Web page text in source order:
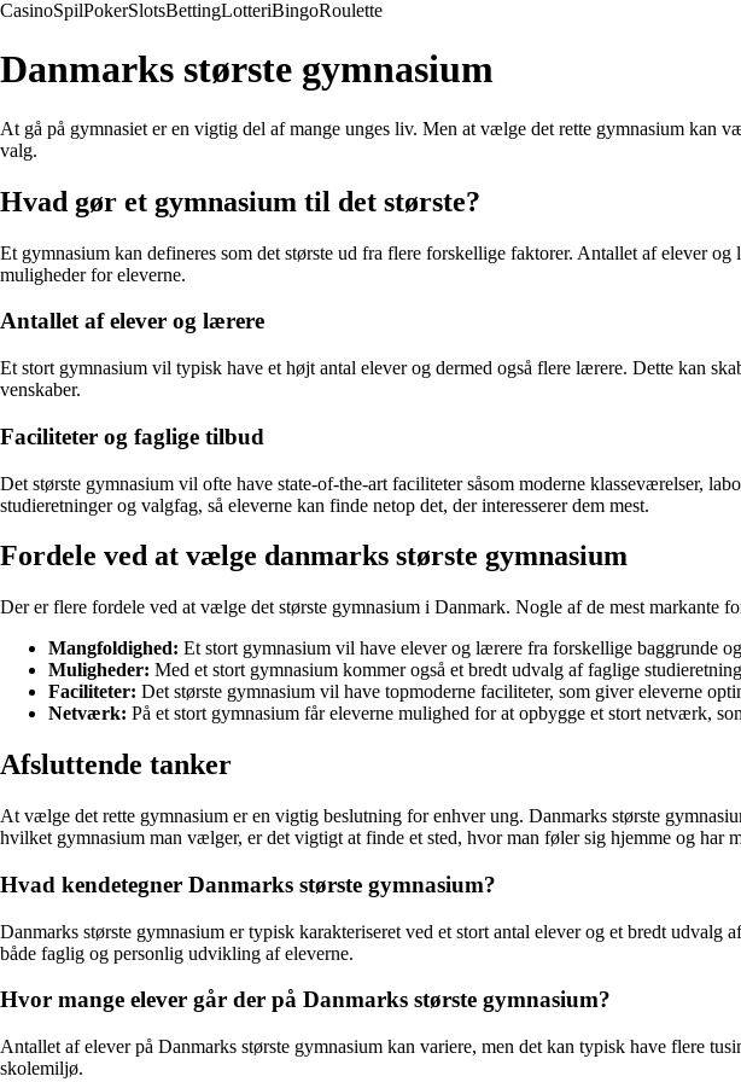
CasinoSpilPokerSlotsBettingLotteriBingoRoulette
Danmarks største gymnasium
At gå på gymnasiet er en vigtig del af mange unges liv. Men at vælge det rette gymnasium kan
valg.
Hvad gør et gymnasium til det største?
Et gymnasium kan defineres som det største ud fra flere forskellige faktorer. Antallet af elever
muligheder for eleverne.
Antallet af elever og lærere
Et stort gymnasium vil typisk have et højt antal elever og dermed også flere lærere. Dette kan
venskaber.
Faciliteter og faglige tilbud
Det største gymnasium vil ofte have state-of-the-art faciliteter såsom moderne klasseværelser,
studieretninger og valgfag, så eleverne kan finde netop det, der interesserer dem mest.
Fordele ved at vælge danmarks største gymnasium
Der er flere fordele ved at vælge det største gymnasium i Danmark. Nogle af de mest markante
Mangfoldighed: Et stort gymnasium vil have elever og lærere fra forskellige baggrunde
Muligheder: Med et stort gymnasium kommer også et bredt udvalg af faglige
Faciliteter: Det største gymnasium vil have topmoderne faciliteter, som giver eleverne
Netværk: På et stort gymnasium får eleverne mulighed for at opbygge et stort netværk,
Afsluttende tanker
At vælge det rette gymnasium er en vigtig beslutning for enhver ung. Danmarks største
hvilket gymnasium man vælger, er det vigtigt at finde et sted, hvor man føler sig hjemme og har
Hvad kendetegner Danmarks største gymnasium?
Danmarks største gymnasium er typisk karakteriseret ved et stort antal elever og et bredt
både faglig og personlig udvikling af eleverne.
Hvor mange elever går der på Danmarks største gymnasium?
Antallet af elever på Danmarks største gymnasium kan variere, men det kan typisk have flere
skolemiljø.